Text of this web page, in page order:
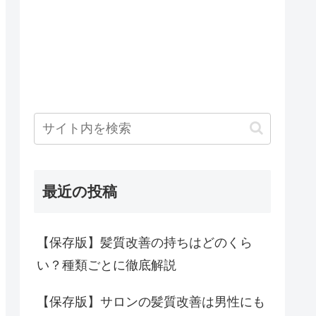
最近の投稿
【保存版】髪質改善の持ちはどのくら
い？種類ごとに徹底解説
【保存版】サロンの髪質改善は男性にも